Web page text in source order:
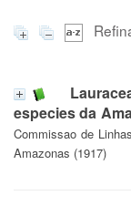
especies da
Commissao de
Amazonas (1917)